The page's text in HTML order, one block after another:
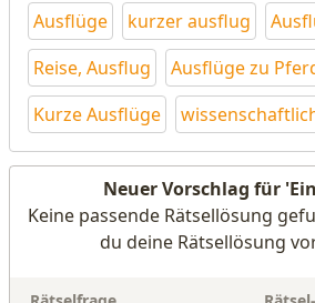
Ausflüge kurzer ausflug
Reise, Ausflug
Ausflüge zu
Kurze Ausflüge
Neuer Vorschlag für
Keine passende Rätsellösung
du deine Rätsellösung